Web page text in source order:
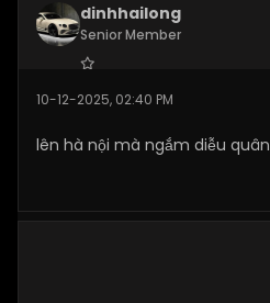
dinhhailong
Senior Member
Posts:277
10-12-2025, 02:40 PM
lên hà nội mà ngắm diễu quân